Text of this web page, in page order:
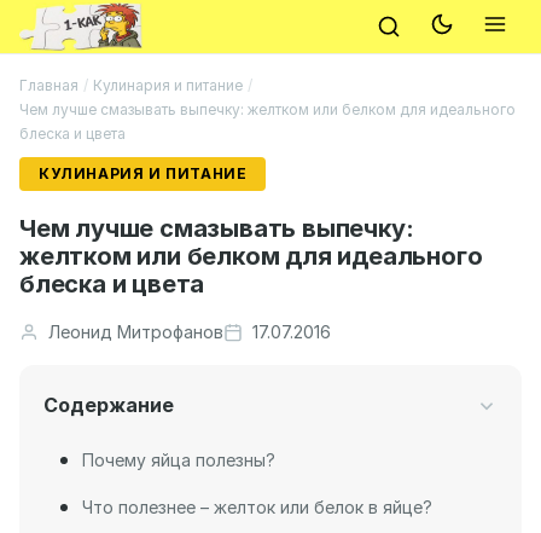
Главная / Кулинария и питание /
Чем лучше смазывать выпечку: желтком или белком для идеального
блеска и цвета
КУЛИНАРИЯ И ПИТАНИЕ
Чем лучше смазывать выпечку:
желтком или белком для идеального
блеска и цвета
Леонид Митрофанов 17.07.2016
Содержание
Почему яйца полезны?
Что полезнее – желток или белок в яйце?